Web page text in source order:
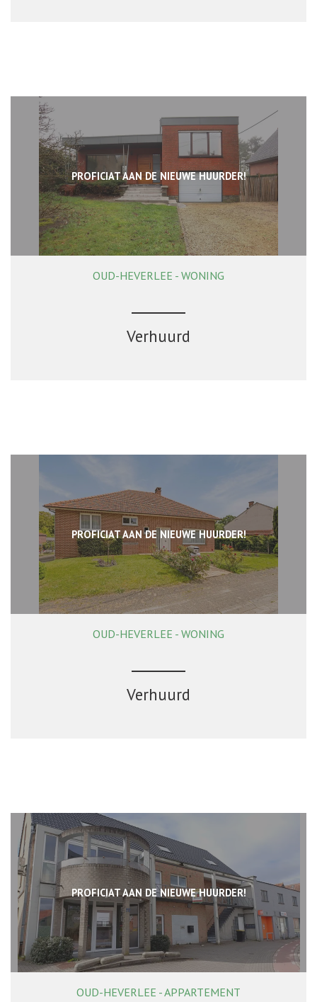
PROFICIAT AAN DE NIEUWE HUURDER!
180 m² 2 1
OUD-HEVERLEE - WONING
Verhuurd
PROFICIAT AAN DE NIEUWE HUURDER!
218 m² 4 1
OUD-HEVERLEE - WONING
Verhuurd
PROFICIAT AAN DE NIEUWE HUURDER!
96 m² 3 1 Ja
OUD-HEVERLEE - APPARTEMENT